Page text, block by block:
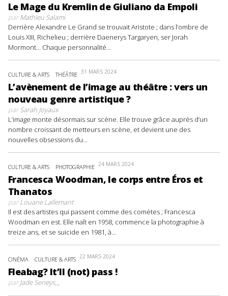
Le Mage du Kremlin de Giuliano da Empoli
parMathieu Salami
Derrière Alexandre Le Grand se trouvait Aristote ; dans l’ombre de
Louis XIII, Richelieu ; derrière Daenerys Targaryen, ser Jorah
Mormont… Chaque personnalité...
CULTURE & ARTS THÉÂTRE 31 MARS 2024
L’avènement de l’image au théâtre : vers un
nouveau genre artistique ?
parSarah Joyaux
L’image monte désormais sur scène. Elle trouve grâce auprès d’un
nombre croissant de metteurs en scène, et devient une des
nouvelles obsessions du...
CULTURE & ARTS PHOTOGRAPHIE 24 MARS 2024
Francesca Woodman, le corps entre Éros et
Thanatos
parLouane Lallemant
Il est des artistes qui passent comme des comètes ; Francesca
Woodman en est. Elle naît en 1958, commence la photographie à
treize ans, et se suicide en 1981, à...
CINÉMA CULTURE & ARTS 22 MARS 2024
Fleabag? It’ll (not) pass !
parJade Serieys...